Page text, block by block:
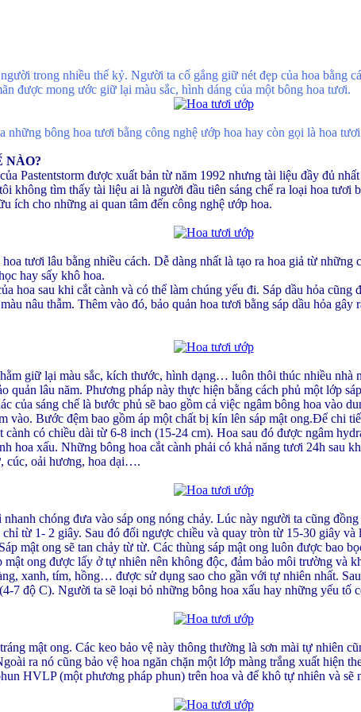
trong nhiều thế kỷ. Người ta cố gắng giữ nét đẹp của hoa bằng
được mong ước giữ lại màu sắc, hình dáng của một bông hoa tươi.
bông hoa tươi bằng công nghệ ướp hoa hay còn gọi là hoa
NÀO?
Pastentstorm được xuất bản từ năm 1992 nhưng tài liệu đầy đủ
không tìm thấy tài liệu ai là người đầu tiên sáng chế ra loại hoa tươi
ích cho những ai quan tâm đến công nghệ ướp hoa.
tươi lâu bằng nhiều cách. Dễ dàng nhất là tạo ra hoa giả từ
hay sấy khô hoa.
hoa sau khi cắt cành và có thể làm chúng yếu đi. Sáp dầu hỏa
nâu thẫm. Thêm vào đó, bảo quản hoa tươi bằng sáp dầu hỏa
giữ lại màu sắc, kích thước, hình dạng… luôn thôi thúc nhiều
quản lâu năm. Phương pháp này thực hiện bằng cách phủ một lớp
của sáng chế là bước phủ sẽ bao gồm cả việc ngâm bông hoa vào
vào. Bước đệm bao gồm áp một chất bị kín lên sáp mật ong.Để chi
có chiều dài từ 6-8 inch (15-24 cm). Hoa sau đó được ngâm
hoa xấu. Những bông hoa cắt cành phải có khả năng tươi 24h sau
cúc, oải hương, hoa dại….
chóng đưa vào sáp ong nóng chảy. Lúc này người ta cũng
từ 1- 2 giây. Sau đó đổi ngược chiều và quay tròn từ 15-30 giây
mật ong sẽ tan chảy từ từ. Các thùng sáp mật ong luôn được bao
ong được lấy ở tự nhiên nên không độc, đảm bảo môi trường và
xanh, tím, hồng… được sử dụng sao cho gần với tự nhiên nhất.
7 độ C). Người ta sẽ loại bỏ những bông hoa xấu hay những yếu tố
mật ong. Các keo bảo vệ này thông thường là sơn mài tự nhiên
ra nó cũng bảo vệ hoa ngăn chặn một lớp màng trắng xuất hiện
HVLP (một phương pháp phun) trên hoa và để khô tự nhiên và sẽ